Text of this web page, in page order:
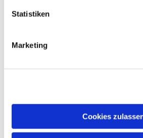
Statistiken
Marketing
Cookies